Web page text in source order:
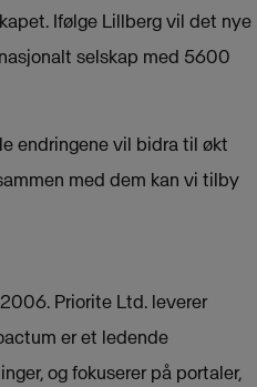
Ifølge Lillberg vil det nye
selskap med 5600
endringene vil bidra til økt
med dem kan vi tilby
Priorite Ltd. leverer
er et ledende
og fokuserer på portaler,